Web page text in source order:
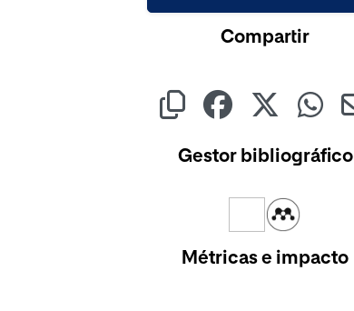
Compartir
Gestor bibliográfico
Métricas e impacto